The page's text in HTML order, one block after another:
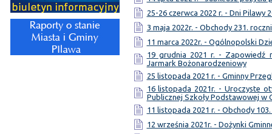
25-26 czerwca 2022 r. - Dni Pilawy
3 maja 2022r. - Obchody 231.
11 marca 2022r. - Ogólnopolski
19 grudnia 2021 r. - Zapowiedź
Jarmark Bożonarodzeniowy
25 listopada 2021 r. - Gminny
16 listopada 2021r. - Uroczyste
Publicznej Szkoły Podstawowej w
11 listopada 2021 r. - Obchody
12 września 2021r. - Dożynki